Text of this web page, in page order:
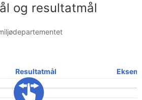
og resultatmål
Resultatmål